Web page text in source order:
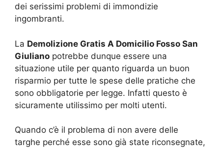
dei serissimi problemi di immondizie
ingombranti.
La Demolizione Gratis A Domicilio Fosso San
Giuliano potrebbe dunque essere una
situazione utile per quanto riguarda un buon
risparmio per tutte le spese delle pratiche che
sono obbligatorie per legge. Infatti questo è
sicuramente utilissimo per molti utenti.
Quando c’è il problema di non avere delle
targhe perché esse sono già state riconsegnate,